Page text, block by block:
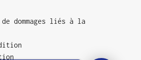
dommages liés à la